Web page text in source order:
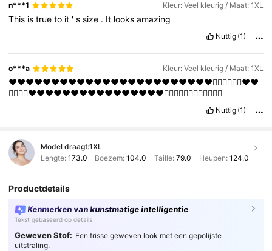
n***1 Kleur: Veel kleurig / Maat: 1XL
This istrueto it 'ssize . It looksamazing
Nuttig (1)
o***a Kleur: Veel kleurig / Maat: 1XL
❤️❤️❤️❤️❤️❤️❤️❤️❤️❤️❤️❤️❤️❤️❤️❤️❤️❤️❤️❤️❤️❤️❤️❤️👍🏼👍🏼👍🏼❤️❤️
👍🏼👍🏼❤️❤️❤️❤️❤️❤️❤️❤️❤️❤️❤️❤️❤️❤️❤️❤️👍🏼👍🏼👍🏼👍🏼👍🏼👍🏼
Nuttig (1)
Model draagt:1XL
Lengte: 173.0 Boezem:104.0 Taille: 79.0 Heupen: 124.0
Productdetails
Kenmerken van kunstmatige intelligentie
Tekst gebaseerd op details
Geweven Stof: Een frisse geweven look met een gepolijste
uitstraling.